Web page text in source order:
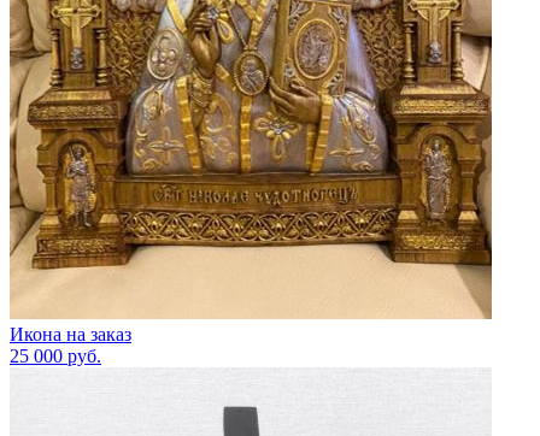
Икона на заказ
25 000 руб.